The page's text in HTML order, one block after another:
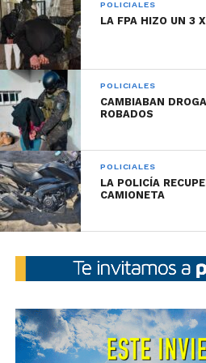
POLICIALES
LA FPA HIZO UN 3
POLICIALES
CAMBIABAN
ROBADOS
POLICIALES
LA POLICÍA
CAMIONETA